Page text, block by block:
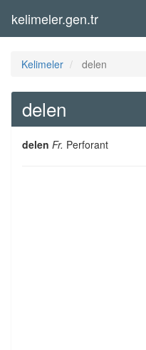
kelimeler.gen.tr
Kelimeler delen
delen
delen Fr. Perforant